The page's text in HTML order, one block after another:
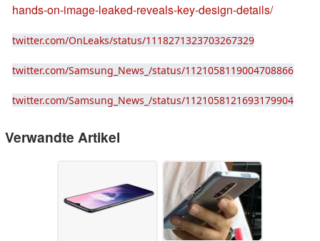
hands-on-image-leaked-reveals-key-design-details/
twitter.com/OnLeaks/status/1118271323703267329
twitter.com/Samsung_News_/status/1121058119004708866
twitter.com/Samsung_News_/status/1121058121693179904
Verwandte Artikel